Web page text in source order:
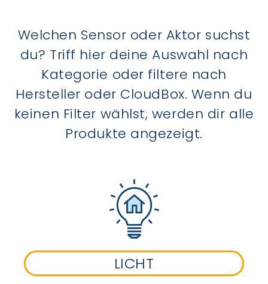
Welchen Sensor oder Aktor suchst
du? Triff hier deine Auswahl nach
Kategorie oder filtere nach
Hersteller oder CloudBox. Wenn du
keinen Filter wählst, werden dir alle
Produkte angezeigt.
LICHT